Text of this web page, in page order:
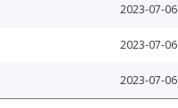
2023-07-06
2023-07-06
2023-07-06